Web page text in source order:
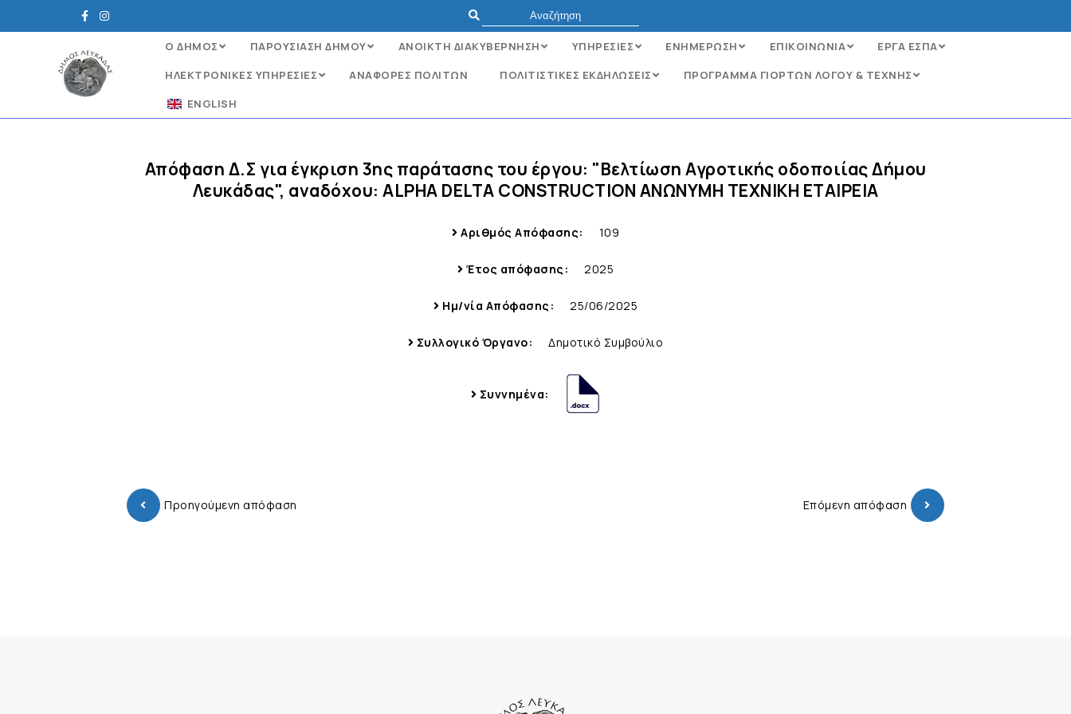
Ο ΔΗΜΟΣ ΠΑΡΟΥΣΙΑΣΗ ΔΗΜΟΥ ΑΝΟΙΚΤΗ ΔΙΑΚΥΒΕΡΝΗΣΗ ΥΠΗΡΕΣΙΕΣ ΕΝΗΜΕΡΩΣΗ ΕΠΙΚΟΙΝΩΝΙΑ
ΕΡΓΑ ΕΣΠΑ
ΗΛΕΚΤΡΟΝΙΚΈΣ ΥΠΗΡΕΣΊΕΣ
ΑΝΑΦΟΡΈΣ ΠΟΛΙΤΏΝ ΠΟΛΙΤΙΣΤΙΚΕΣ ΕΚΔΗΛΩΣΕΙΣ
ΠΡΟΓΡΑΜΜΑ ΓΙΟΡΤΩΝ ΛΟΓΟΥ & ΤΕΧΝΗΣ
ENGLISH
Απόφαση Δ.Σ για έγκριση 3ης παράτασης του έργου: "Βελτίωση Αγροτικής οδοποιίας Δήμου
Λευκάδας", αναδόχου: ΑLPHA DELTA CONSTRUCTION ΑΝΩΝΥΜΗ ΤΕΧΝΙΚΗ ΕΤΑΙΡΕΙΑ
Αριθμός Απόφασης: 109
Έτος απόφασης: 2025
Ημ/νία Απόφασης: 25/06/2025
Συλλογικό Όργανο: Δημοτικό Συμβούλιο
Συννημένα:
Προηγούμενη απόφαση Επόμενη απόφαση